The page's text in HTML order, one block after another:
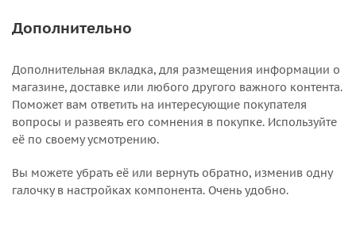
Дополнительно
Дополнительная вкладка, для размещения информации о
магазине, доставке или любого другого важного контента.
Поможет вам ответить на интересующие покупателя
вопросы и развеять его сомнения в покупке. Используйте
её по своему усмотрению.
Вы можете убрать её или вернуть обратно, изменив одну
галочку в настройках компонента. Очень удобно.